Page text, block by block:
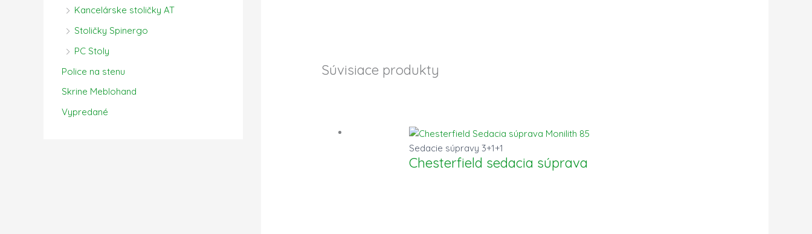
Kancelárske stoličky AT
Stoličky Spinergo
PC Stoly
Police na stenu
Skrine Meblohand
Vypredané
Súvisiace produkty
Sedacie súpravy 3+1+1
Chesterfield sedacia súprava